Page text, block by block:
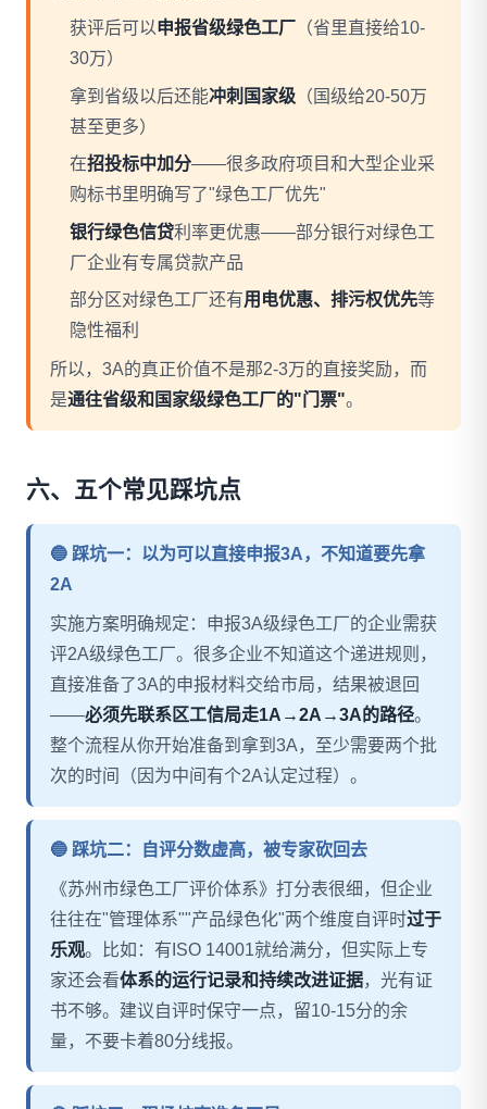
获评后可以申报省级绿色工厂
（省里直接给10-
30万）
拿到省级以后还能冲刺国家级 （国级给20-50万
甚至更多）
在招投标中加分——很多政府项目和大型企业采
购标书里明确写了"绿色工厂优先"
银行绿色信贷利率更优惠——部分银行对绿色工
厂企业有专属贷款产品
部分区对绿色工厂还有用电优惠、排污权优先等
隐性福利
所以，3A的真正价值不是那2-3万的直接奖励，而
是通往省级和国家级绿色工厂的"门票"。
六、五个常见踩坑点
🔵 踩坑一：以为可以直接申报3A，不知道要先拿
2A
实施方案明确规定：申报3A级绿色工厂的企业需获
评2A级绿色工厂。很多企业不知道这个递进规则，
直接准备了3A的申报材料交给市局，结果被退回
——必须先联系区工信局走1A→2A→3A的路径。
整个流程从你开始准备到拿到3A，至少需要两个批
次的时间（因为中间有个2A认定过程）。
🔵 踩坑二：自评分数虚高，被专家砍回去
《苏州市绿色工厂评价体系》打分表很细，但企业
往往在"管理体系""产品绿色化"两个维度自评时过于
乐观。比如：有ISO 14001就给满分，但实际上专
家还会看体系的运行记录和持续改进证据，光有证
书不够。建议自评时保守一点，留10-15分的余
量，不要卡着80分线报。